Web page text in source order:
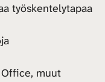
työskentelytapaa
muut